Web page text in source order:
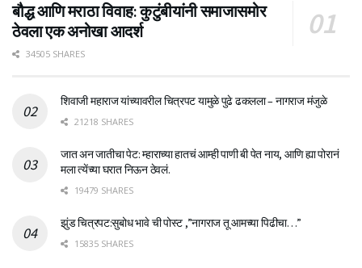
बौद्ध आणि मराठा विवाह: कुटुंबीयांनी समाजासमोर
ठेवला एक अनोखा आदर्श
34505 SHARES
शिवाजी महाराज यांच्यावरील चित्रपट यामुळे पुढे ढकलला – नागराज मंजुळे
21218 SHARES
जात अन जातीचा पेट: म्हाराच्या हातचं आम्ही पाणी बी पेत नाय, आणि ह्या पोरानं
मला त्येंच्या घरात निऊन ठेवलं.
19479 SHARES
झुंड चित्रपट:सुबोध भावे ची पोस्ट ,”नागराज तू आमच्या पिढीचा…”
15835 SHARES